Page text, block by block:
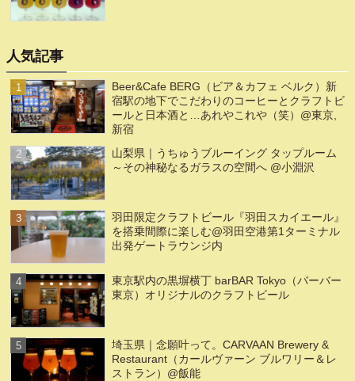
人気記事
Beer&Cafe BERG（ビア＆カフェ ベルク）新
宿駅の地下でこだわりのコーヒーとクラフトビ
ールと日本酒と…あれやこれや（笑）@東京,
新宿
山梨県｜うちゅうブルーイング タップルーム
～その神秘なるガラスの空間へ @小淵沢
羽田限定クラフトビール『羽田スカイエール』
を搭乗間際に楽しむ@羽田空港第1ターミナル
出発ゲートラウンジ内
東京駅内の黒塀横丁 barBAR Tokyo（バーバー
東京）オリジナルのクラフトビール
埼玉県｜念願叶って。CARVAAN Brewery &
Restaurant（カールヴァーン ブルワリー＆レ
ストラン）@飯能